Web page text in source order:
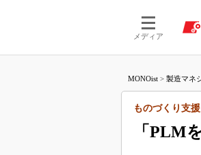
メディア
MONOist > 製造マネ
「PLM
ものづくり支